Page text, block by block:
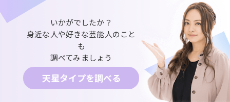
いかがでしたか？
身近な人や好きな芸能人のこと
も
調べてみましょう
天星タイプを調べる